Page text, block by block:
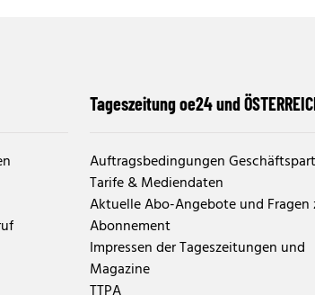
Tageszeitung oe24 und
Auftragsbedingungen
Tarife & Mediendaten
Aktuelle Abo-Angebote und Fragen
Abonnement
Impressen der Tageszeitungen und
Magazine